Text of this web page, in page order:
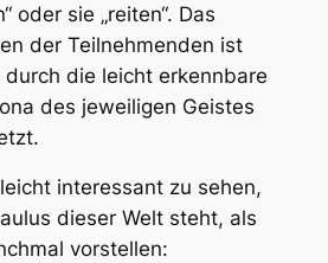
oder sie „reiten“. Das
der Teilnehmenden ist
die leicht erkennbare
des jeweiligen Geistes
interessant zu sehen,
dieser Welt steht, als
vorstellen: